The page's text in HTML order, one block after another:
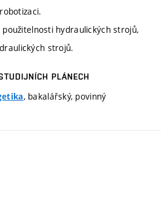
hydraulických strojů,
strojů.
PLÁNECH
, bakalářský, povinný